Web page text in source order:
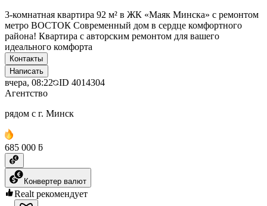
3-комнатная квартира 92 м² в ЖК «Маяк Минска» с ремонтом
метро ВОСТОК Современный дом в сердце комфортного
района! Квартира с авторским ремонтом для вашего
идеального комфорта
Контакты
Написать
вчера, 08:22 ID 4014304
Агентство
рядом с г. Минск
685 000 ƃ
Конвертер валют
Realt рекомендует